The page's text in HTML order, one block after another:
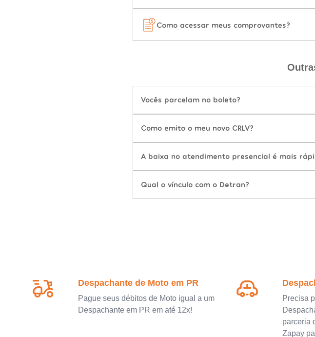
Como acessar meus comprovantes?
Vocês parcelam no boleto?
Como emito o meu novo CRLV?
A baixa no atendimento presencial é mais
Qual o vínculo com o Detran?
Despachante de Moto em PR
Pague seus débitos de Moto igual a um
Despachante em PR em até 12x!
Precisa
parceria
Zapay